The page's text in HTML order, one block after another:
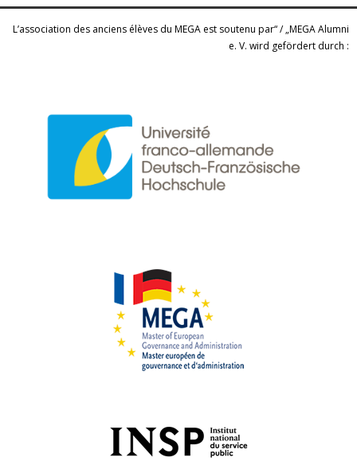
L’association des anciens élèves du MEGA est soutenu par“ / „MEGA Alumni
e. V. wird gefördert durch :